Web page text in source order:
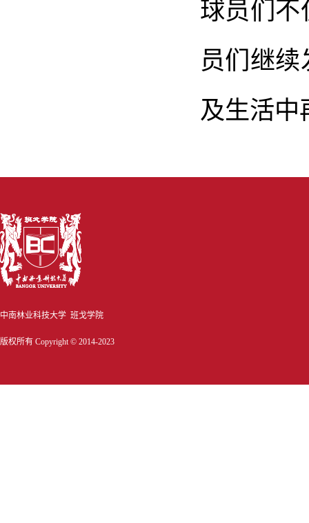
球员们不
员们继
及生活中
中南林业科技大学 班戈学院
版权所有 Copyright © 2014-2023